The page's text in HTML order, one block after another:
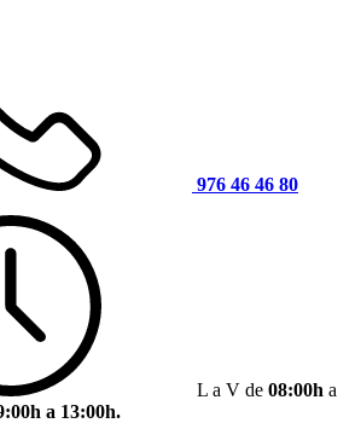
976 46 46 80
L a V de 08:00h a
a 13:00h.